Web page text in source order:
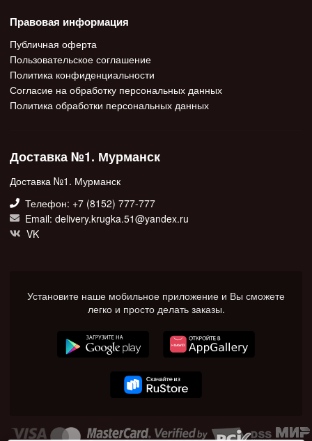
Правовая информация
Публичная оферта
Пользовательское соглашение
Политика конфиденциальности
Согласие на обработку персональных данных
Политика обработки персональных данных
Доставка №1. Мурманск
Доставка №1. Мурманск
Телефон: +7 (8152) 777-777
Email: delivery.krugka.51@yandex.ru
VK
Установите наше мобильное приложение и Вы сможете
легко и просто делать заказы.